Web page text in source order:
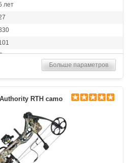
лет
24 до 31 дюймов
Больше параметров
RTH camo